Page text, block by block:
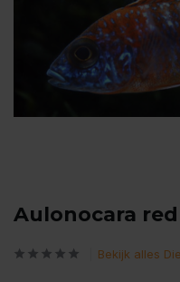
Aulonocara
Bekijk alles